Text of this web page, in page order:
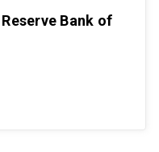
Bank of